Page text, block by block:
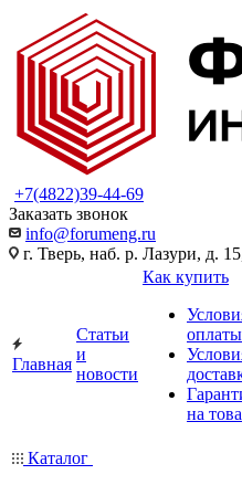
+7(4822)39-44-69
Заказать звонок
info@forumeng.ru
г. Тверь, наб. р. Лазури, д.
Главная
Статьи
и
новости
Как купить
оплаты
на
Каталог